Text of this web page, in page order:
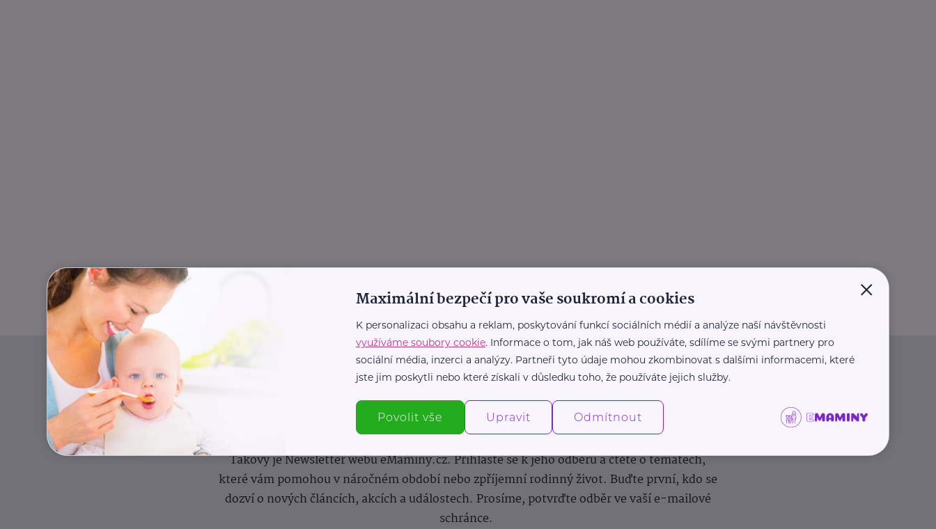
Newsletter
Pravidelný přísun novinek, inspirace na každý den, podpora pro rodiče i sdílení zkušeností.
Takový je Newsletter webu eMaminy.cz. Přihlaste se k jeho odběru a čtěte o tématech,
které vám pomohou v náročném období nebo zpříjemní rodinný život. Buďte první, kdo se
dozví o nových článcích, akcích a událostech. Prosíme, potvrďte odběr ve vaší e-mailové
schránce.
×
Maximální bezpečí pro vaše soukromí a cookies
K personalizaci obsahu a reklam, poskytování funkcí sociálních médií a analýze naší návštěvnosti
využíváme soubory cookie. Informace o tom, jak náš web používáte, sdílíme se svými partnery pro
sociální média, inzerci a analýzy. Partneři tyto údaje mohou zkombinovat s dalšími informacemi, které
jste jim poskytli nebo které získali v důsledku toho, že používáte jejich služby.
Povolit vše Upravit Odmítnout